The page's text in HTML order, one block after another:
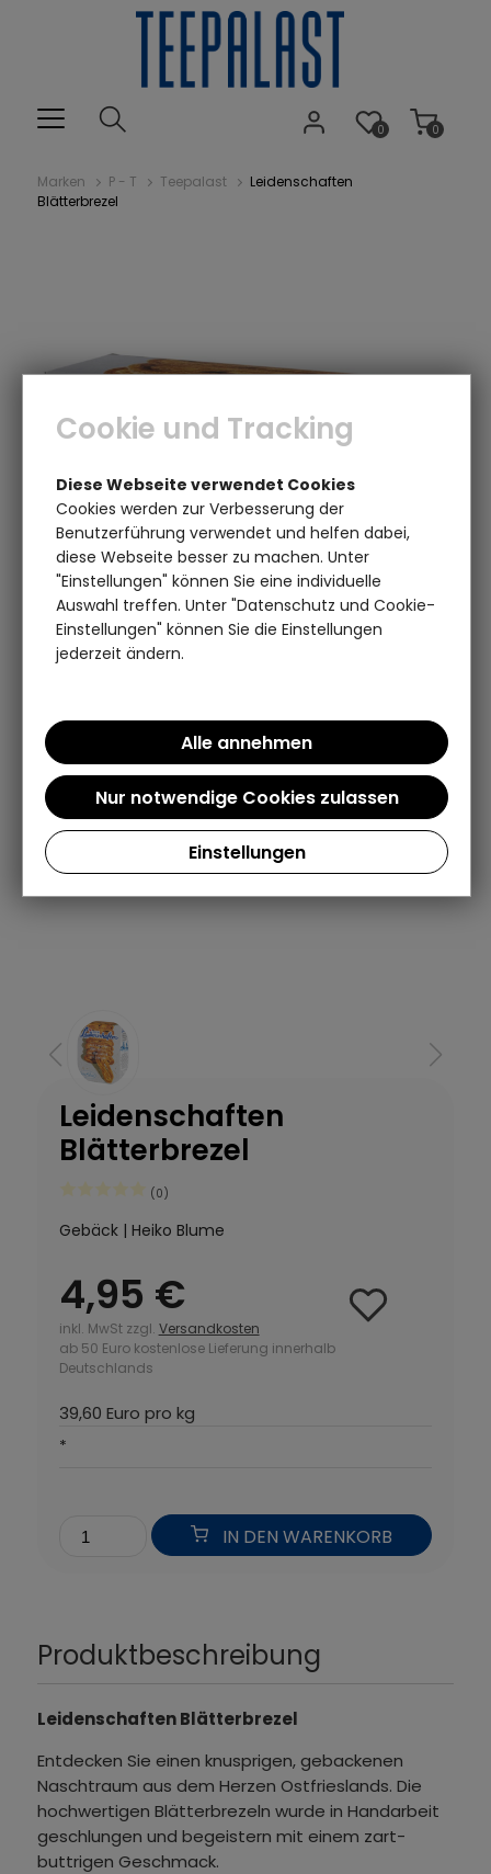
0
0
Marken P - T Teepalast
Leidenschaften
Blätterbrezel
Leidenschaften
Blätterbrezel
(0)
Gebäck | Heiko Blume
4,95 €
inkl. MwSt zzgl. Versandkosten
ab 50 Euro kostenlose Lieferung innerhalb
Deutschlands
39,60 Euro pro kg
*
IN DEN WARENKORB
Produktbeschreibung
Leidenschaften Blätterbrezel
Entdecken Sie einen knusprigen, gebackenen
Naschtraum aus dem Herzen Ostfrieslands. Die
hochwertigen Blätterbrezeln wurde in Handarbeit
geschlungen und begeistern mit einem zart-
buttrigen Geschmack.
Cookie und Tracking
Diese Webseite verwendet Cookies
Cookies werden zur Verbesserung der
Benutzerführung verwendet und helfen dabei,
diese Webseite besser zu machen. Unter
"Einstellungen" können Sie eine individuelle
Auswahl treffen. Unter "Datenschutz und Cookie-
Einstellungen" können Sie die Einstellungen
jederzeit ändern.
Einstellungen